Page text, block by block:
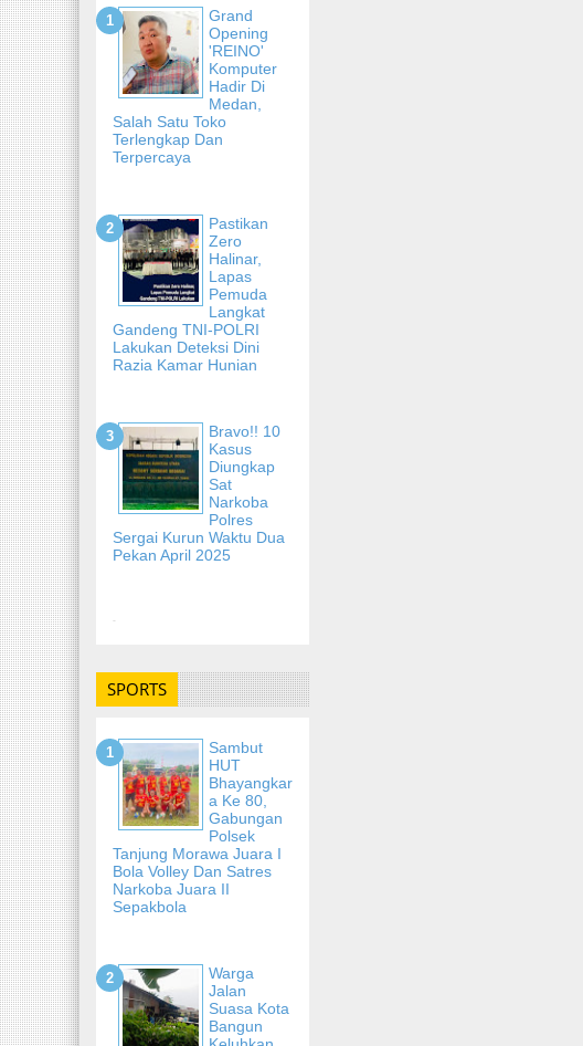
Grand
Opening
'REINO'
Komputer
Hadir Di
Medan,
Salah Satu Toko
Terlengkap Dan
Terpercaya
Pastikan
Zero
Halinar,
Lapas
Pemuda
Langkat
Gandeng TNI-POLRI
Lakukan Deteksi Dini
Razia Kamar Hunian
Bravo!! 10
Kasus
Diungkap
Sat
Narkoba
Polres
Sergai Kurun Waktu Dua
Pekan April 2025
-
SPORTS
Sambut
HUT
Bhayangkar
A Ke 80,
Gabungan
Polsek
Tanjung Morawa Juara I
Bola Volley Dan Satres
Narkoba Juara II
Sepakbola
Warga
Jalan
Suasa Kota
Bangun